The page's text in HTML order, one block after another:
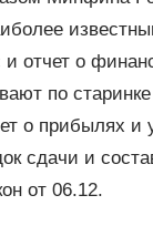
отчет о
по
о прибылях и
сдачи и
от 06.12.